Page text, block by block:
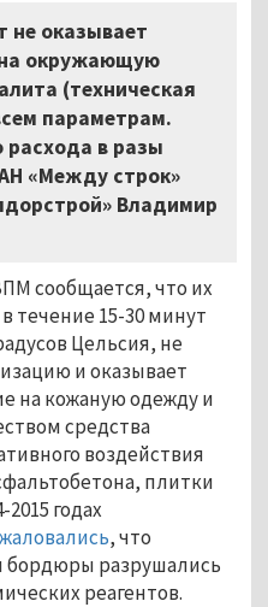
не оказывает
на окружающую
(техническая
параметрам.
расхода в разы
«Между строк»
Владимир
сообщается, что их
течение 15-30 минут
Цельсия, не
и оказывает
на кожаную одежду и
средства
воздействия
плитки
годах
жаловались, что
бордюры разрушались
реагентов.